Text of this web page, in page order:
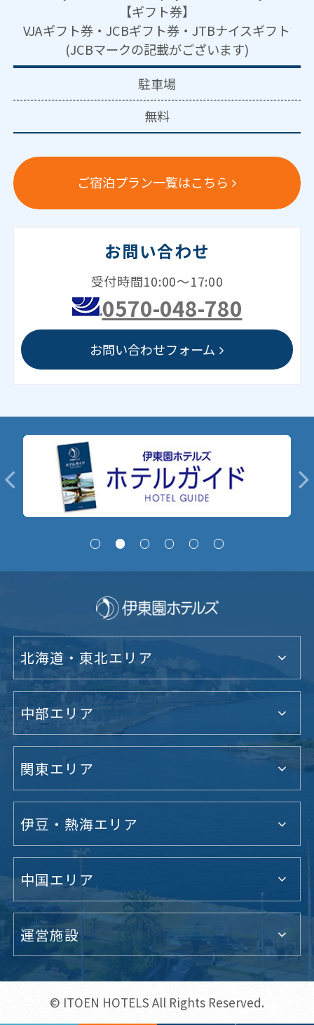
【ギフト券】
VJAギフト券・JCBギフト券・JTBナイスギフト
(JCBマークの記載がございます)
駐車場
無料
ご宿泊プラン一覧はこちら
お問い合わせ
受付時間10:00～17:00
0570-048-780
お問い合わせフォーム
北海道・東北エリア
中部エリア
関東エリア
伊豆・熱海エリア
中国エリア
運営施設
© ITOEN HOTELS All Rights Reserved.